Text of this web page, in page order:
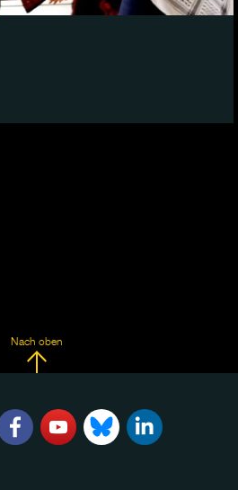
Nach oben